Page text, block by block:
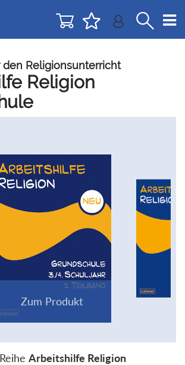
den Religionsunterricht
Religion
Arbeitshilfe Religion